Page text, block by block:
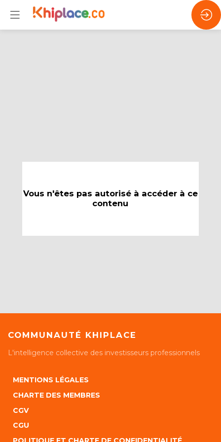
Vous n'êtes pas autorisé à accéder à ce
contenu
COMMUNAUTÉ KHIPLACE
L'intelligence collective des investisseurs professionnels
MENTIONS LÉGALES
CHARTE DES MEMBRES
CGV
CGU